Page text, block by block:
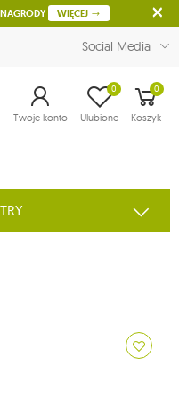
WIĘCEJ
Social Media
Twoje konto Ulubione
0 0
Koszyk